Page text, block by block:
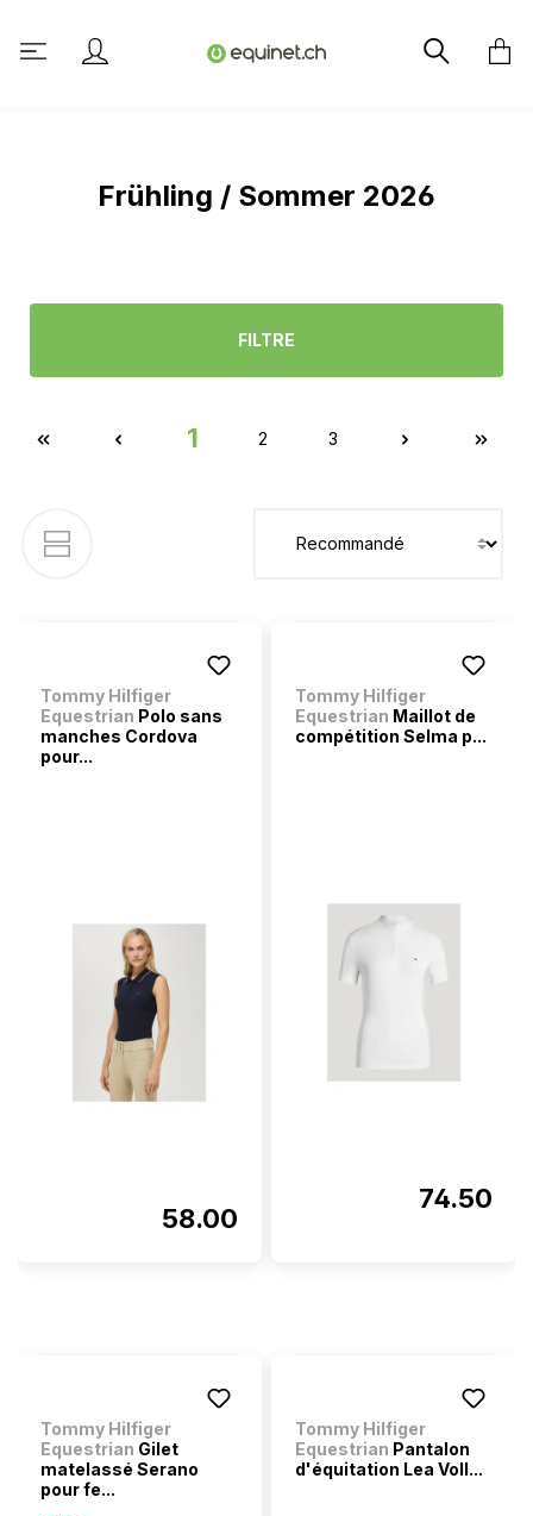
Frühling / Sommer 2026
FILTRE
1 2 3
Tommy Hilfiger
Equestrian Polo sans
manches Cordova
pour...
58.00
Tommy Hilfiger
Equestrian Maillot de
compétition Selma p...
74.50
Tommy Hilfiger
Equestrian Gilet
matelassé Serano
pour fe...
Tommy Hilfiger
Equestrian Pantalon
d'équitation Lea Voll...